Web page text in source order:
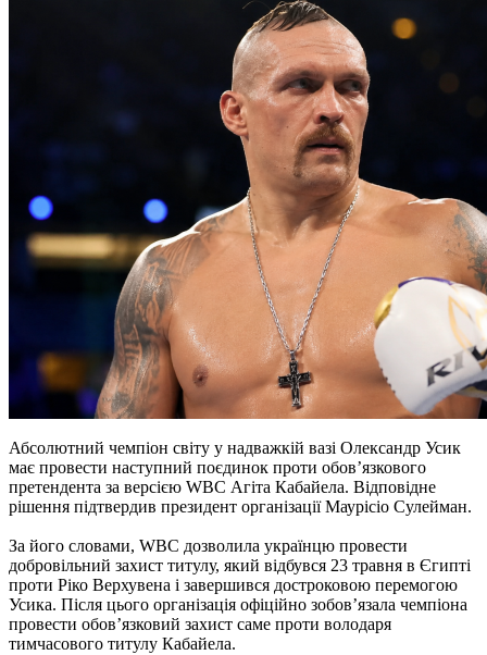
Абсолютний чемпіон світу у надважкій вазі Олександр Усик
має провести наступний поєдинок проти обов’язкового
претендента за версією WBC Агіта Кабайела. Відповідне
рішення підтвердив президент організації Маурісіо Сулейман.
За його словами, WBC дозволила українцю провести
добровільний захист титулу, який відбувся 23 травня в Єгипті
проти Ріко Верхувена і завершився достроковою перемогою
Усика. Після цього організація офіційно зобов’язала чемпіона
провести обов’язковий захист саме проти володаря
тимчасового титулу Кабайела.